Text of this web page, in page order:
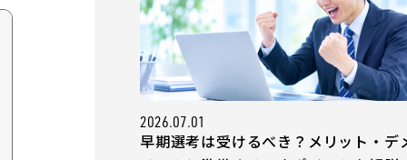
2026.07.01
早期選考は受けるべき？メリット・デ